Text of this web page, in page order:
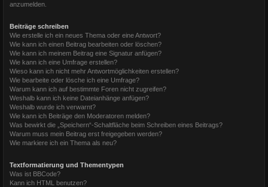
anzumelden.
Beiträge schreiben
Wie erstelle ich ein neues Thema oder eine Antwort?
Wie kann ich einen Beitrag bearbeiten oder löschen?
Wie kann ich meinem Beitrag eine Signatur anfügen?
Wie kann ich eine Umfrage erstellen?
Wieso kann ich nicht mehr Antwortmöglichkeiten erstellen?
Wie bearbeite oder lösche ich eine Umfrage?
Warum kann ich auf bestimmte Foren nicht zugreifen?
Weshalb kann ich keine Dateianhänge anfügen?
Weshalb wurde ich verwarnt?
Wie kann ich Beiträge den Moderatoren melden?
Was bewirkt die „Speichern“-Schaltfläche beim Schreiben eines Beitrags?
Warum muss mein Beitrag erst freigegeben werden?
Wie markiere ich ein Thema als neu?
Textformatierung und Thementypen
Was ist BBCode?
Kann ich HTML benutzen?